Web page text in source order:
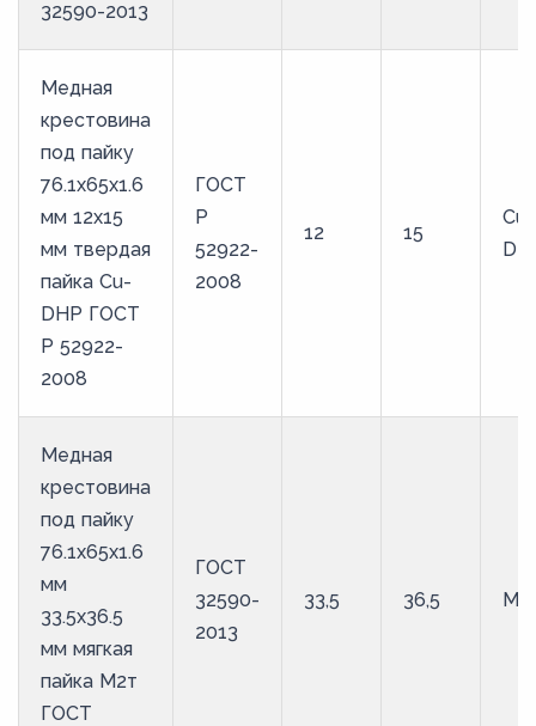
32590-2013
Медная
крестовина
под пайку
76.1х65х1.6
мм 12х15
мм твердая
пайка Cu-
DHP ГОСТ
Р 52922-
2008
ГОСТ
Р
52922-
2008
12 15
Cu-
Медная
крестовина
под пайку
76.1х65х1.6
мм
33.5х36.5
мм мягкая
пайка М2т
ГОСТ
ГОСТ
32590-
2013
33,5 36,5